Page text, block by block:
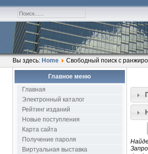
Вы здесь: Home Свободный поиск с
Главное меню
Главная
Электронный каталог
Рейтинг изданий
Новые поступления
Карта сайта
Получение пароля
Виртуальная выставка